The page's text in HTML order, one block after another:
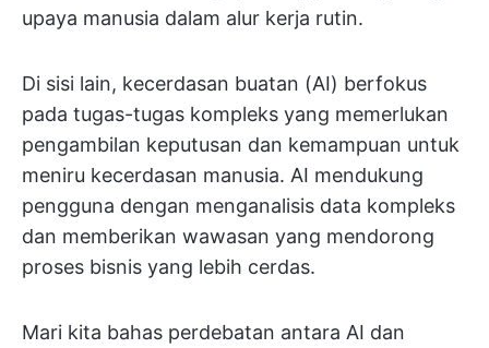
upaya manusia dalam alur kerja rutin.
Di sisi lain, kecerdasan buatan (AI) berfokus
pada tugas-tugas kompleks yang memerlukan
pengambilan keputusan dan kemampuan untuk
meniru kecerdasan manusia. AI mendukung
pengguna dengan menganalisis data kompleks
dan memberikan wawasan yang mendorong
proses bisnis yang lebih cerdas.
Mari kita bahas perdebatan antara AI dan